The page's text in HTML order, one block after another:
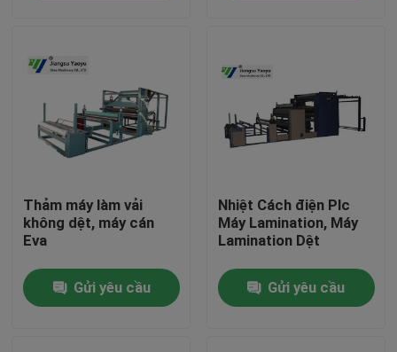
Về chúng tôi
Tham quan nhà máy
Kiểm soát chất lượng
Liên hệ chúng tôi
Thảm máy làm vải
không dệt, máy cán
Eva
Gửi yêu cầu
Nhiệt Cách điện Plc
Máy Lamination, Máy
Lamination Dệt
Gửi yêu cầu